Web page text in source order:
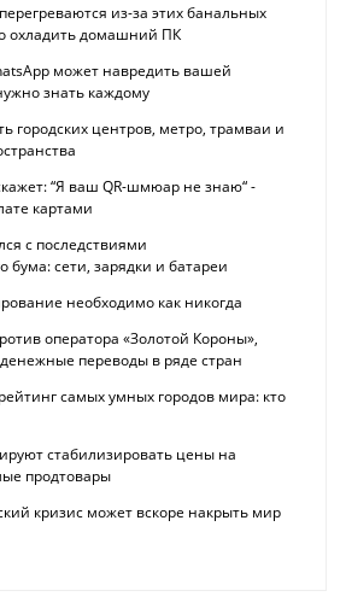
из-за этих банальных
охладить домашний ПК
может навредить вашей
знать каждому
городских центров, метро, трамваи и
“Я ваш QR-шмюар не знаю“ -
картами
с последствиями
бума: сети, зарядки и батареи
необходимо как никогда
оператора «Золотой Короны»,
переводы в ряде стран
самых умных городов мира: кто
стабилизировать цены на
продтовары
кризис может вскоре накрыть мир